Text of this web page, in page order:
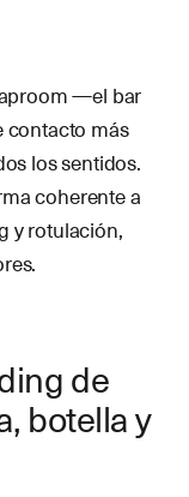
—el bar
más
los sentidos.
coherente a
y rotulación,
de
botella y